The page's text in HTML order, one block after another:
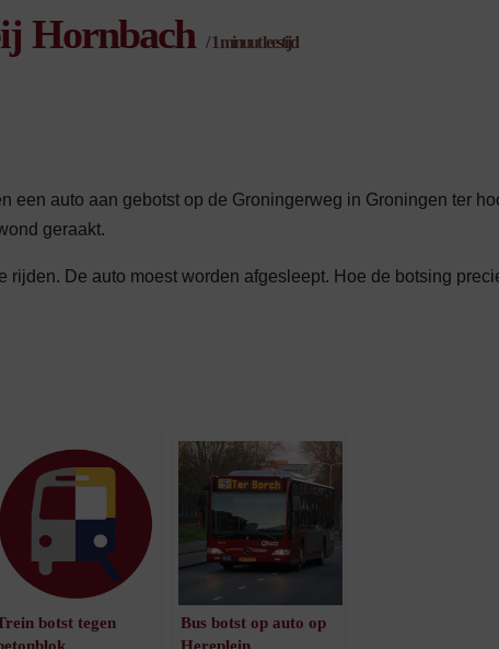
Hornbach /1 minuut leestijd
een auto aan gebotst op de Groningerweg in Groningen ter
geraakt.
rijden. De auto moest worden afgesleept. Hoe de botsing
botst tegen
Bus botst op auto op
Hereplein